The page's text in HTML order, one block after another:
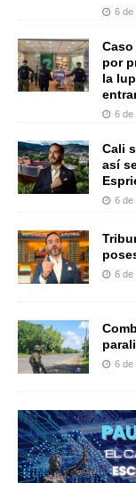
6 de
por
la
6 de
Cali
así
6 de
6 de
6 de